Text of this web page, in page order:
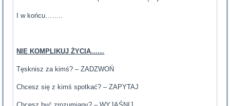
I w końcu……..
NIE KOMPLIKUJ ŻYCIA……
Tęsknisz za kimś? – ZADZWOŃ
Chcesz się z kimś spotkać? – ZAPYTAJ